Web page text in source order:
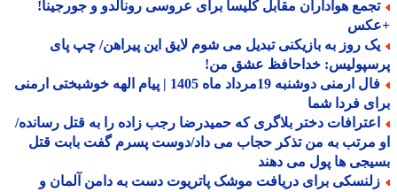
هواداران مقابل کلیسا برای عروسی رونالدو و جورجینا!
روز به بازیکنی تبدیل می شوم لایق این پیراهن/ چپ پای
خداحافظ عشق من!
فال ارمنی دوشنبه 19مرداد ماه 1405 | پیام الهه خوشبختی ارمنی
فردا شما
دختر بلاگری که حمیدرضا رجب زاده را به قتل رسانده/
مرتب به من تذکر حجاب می داد/دوست پسرم گفت بابت قتل
ها پول می دهند
برای دریافت موشک پاتریوت دست به دامن آلمان و